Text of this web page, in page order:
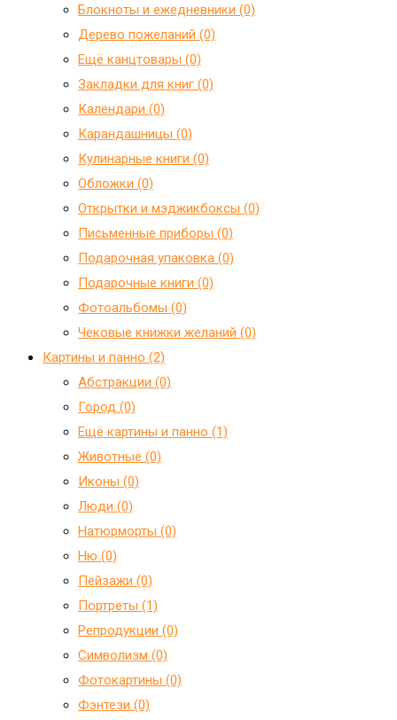
Блокноты и ежедневники (0)
Дерево пожеланий (0)
Ещё канцтовары (0)
Закладки для книг (0)
Календари (0)
Карандашницы (0)
Кулинарные книги (0)
Обложки (0)
Открытки и мэджикбоксы (0)
Письменные приборы (0)
Подарочная упаковка (0)
Подарочные книги (0)
Фотоальбомы (0)
Чековые книжки желаний (0)
Картины и панно (2)
Абстракции (0)
Город (0)
Ещё картины и панно (1)
Животные (0)
Иконы (0)
Люди (0)
Натюрморты (0)
Ню (0)
Пейзажи (0)
Портреты (1)
Репродукции (0)
Символизм (0)
Фотокартины (0)
Фэнтези (0)